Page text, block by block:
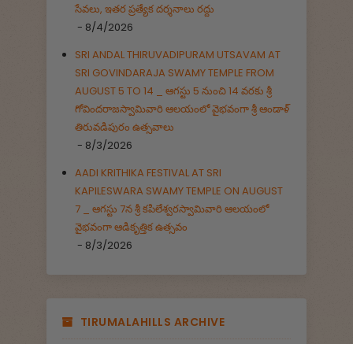
సేవలు, ఇతర ప్రత్యేక దర్శనాలు రద్దు
- 8/4/2026
SRI ANDAL THIRUVADIPURAM UTSAVAM AT
SRI GOVINDARAJA SWAMY TEMPLE FROM
AUGUST 5 TO 14 _ ఆగస్టు 5 నుంచి 14 వరకు శ్రీ
గోవిందరాజస్వామివారి ఆలయంలో వైభవంగా శ్రీ ఆండాళ్
తిరువడిపురం ఉత్సవాలు
- 8/3/2026
AADI KRITHIKA FESTIVAL AT SRI
KAPILESWARA SWAMY TEMPLE ON AUGUST
7 _ ఆగస్టు 7న శ్రీ కపిలేశ్వరస్వామివారి ఆలయంలో
వైభవంగా ఆడికృత్తిక ఉత్సవం
- 8/3/2026
TIRUMALAHILLS ARCHIVE